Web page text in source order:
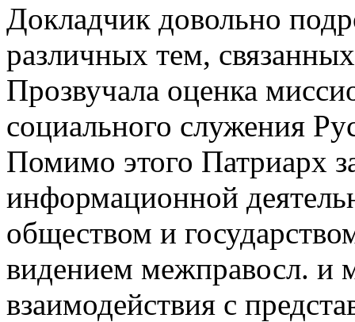
Докладчик довольно
различных тем,
Прозвучала оценка
социального служения
Помимо этого Патриарх
информационной
обществом и
видением межправосл. и
взаимодействия с